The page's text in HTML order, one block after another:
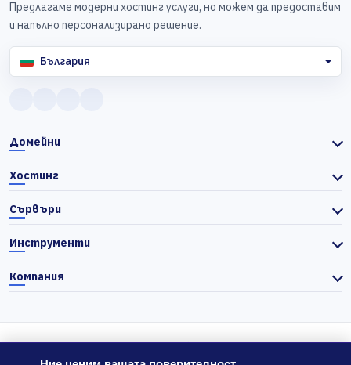
Предлагаме модерни хостинг услуги, но можем да предоставим
и напълно персонализирано решение.
България
Домейни
Хостинг
Сървъри
Инструменти
Компания
© 2026 Actiefhost. Съгласно българското търговско